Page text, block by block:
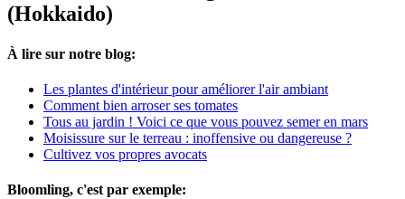
(Hokkaido)
À lire sur notre blog:
Les plantes d'intérieur pour améliorer l'air ambiant
Comment bien arroser ses tomates
Tous au jardin ! Voici ce que vous pouvez semer en mars
Moisissure sur le terreau : inoffensive ou dangereuse ?
Cultivez vos propres avocats
Bloomling, c'est par exemple: